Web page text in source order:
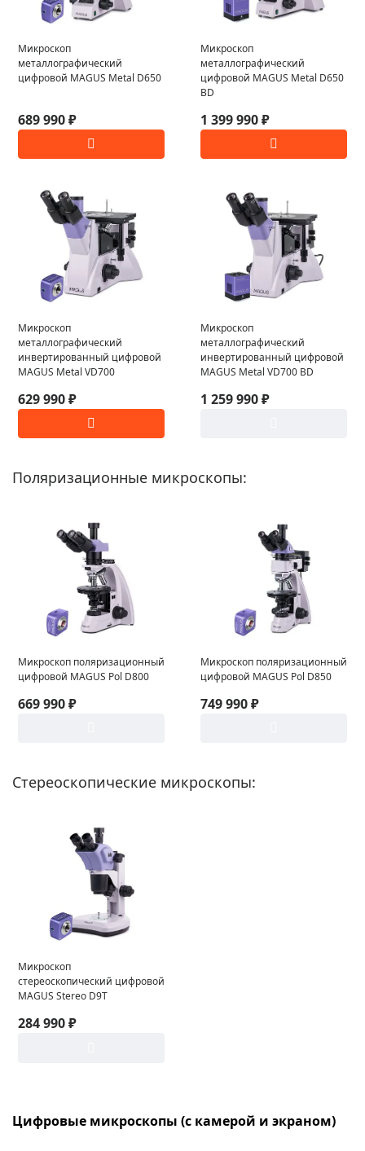
Микроскоп
металлографический
цифровой MAGUS Metal D650
689 990 ₽
Микроскоп
металлографический
цифровой MAGUS Metal D650
BD
1 399 990 ₽
Микроскоп
металлографический
инвертированный цифровой
MAGUS Metal VD700
629 990 ₽
Микроскоп
металлографический
инвертированный цифровой
MAGUS Metal VD700 BD
1 259 990 ₽
Поляризационные микроскопы:
Микроскоп поляризационный
цифровой MAGUS Pol D800
669 990 ₽
Микроскоп поляризационный
цифровой MAGUS Pol D850
749 990 ₽
Стереоскопические микроскопы:
Микроскоп
стереоскопический цифровой
MAGUS Stereo D9T
284 990 ₽
Цифровые микроскопы (с камерой и экраном)